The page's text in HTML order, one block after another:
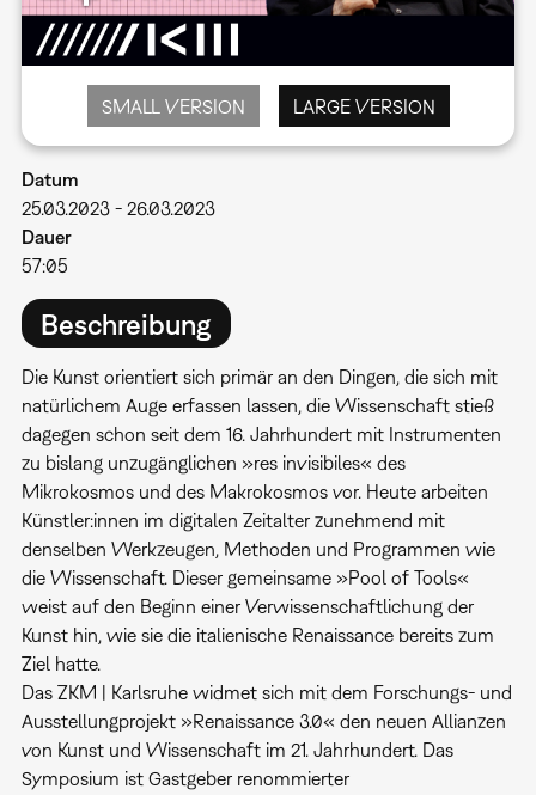
SMALL VERSION LARGE VERSION
Datum
25.03.2023- 26.03.2023
Dauer
57:05
Beschreibung
Die Kunst orientiert sich primär an den Dingen, die sich mit
natürlichem Auge erfassen lassen, die Wissenschaft stieß
dagegen schon seit dem 16. Jahrhundert mit Instrumenten
zu bislang unzugänglichen »res invisibiles« des
Mikrokosmos und des Makrokosmos vor. Heute arbeiten
Künstler:innen im digitalen Zeitalter zunehmend mit
denselben Werkzeugen, Methoden und Programmen wie
die Wissenschaft. Dieser gemeinsame »Pool of Tools«
weist auf den Beginn einer Verwissenschaftlichung der
Kunst hin, wie sie die italienische Renaissance bereits zum
Ziel hatte.
Das ZKM | Karlsruhe widmet sich mit dem Forschungs- und
Ausstellungprojekt »Renaissance 3.0« den neuen Allianzen
von Kunst und Wissenschaft im 21. Jahrhundert. Das
Symposium ist Gastgeber renommierter